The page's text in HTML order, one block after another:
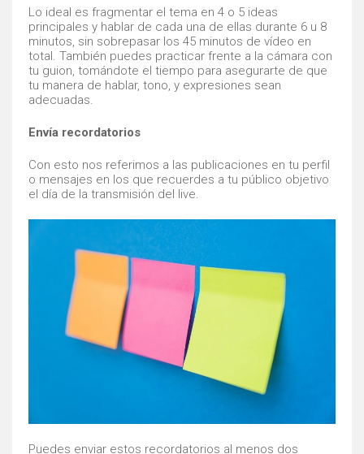
Lo ideal es fragmentar el tema en 4 o 5 ideas
principales y hablar de cada una de ellas durante 6 u 8
minutos, sin sobrepasar los 45 minutos de vídeo en
total. También puedes practicar frente a la cámara con
tu guion, tomándote el tiempo para asegurarte de que
tu manera de hablar, tono, y expresiones sean
adecuadas.
Envía recordatorios
Con esto nos referimos a las publicaciones en tu perfil
o mensajes en los que recuerdes a tu público objetivo
el día de la transmisión del live.
Puedes enviar estos recordatorios al menos dos